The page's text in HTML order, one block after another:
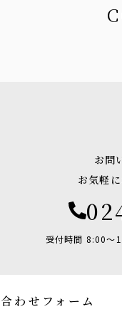
お問
お気軽
受付時間 8:00
わせフォーム